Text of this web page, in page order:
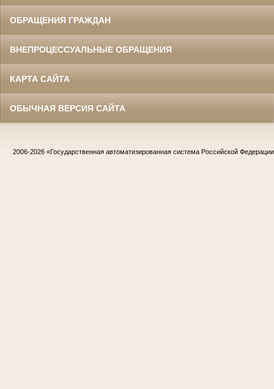
ОБРАЩЕНИЯ ГРАЖДАН
ВНЕПРОЦЕССУАЛЬНЫЕ ОБРАЩЕНИЯ
КАРТА САЙТА
ОБЫЧНАЯ ВЕРСИЯ САЙТА
2006-2026 «Государственная автоматизированная система Российской